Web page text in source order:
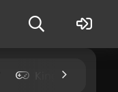
Kingdom